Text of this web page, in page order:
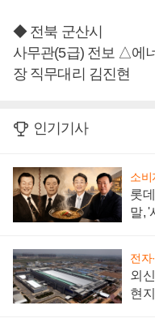
◆ 전북 군산시
사무관(5급) 전보 △에
장 직무대리 김진현
인기기사
소비
롯
말, '
전자
외
현